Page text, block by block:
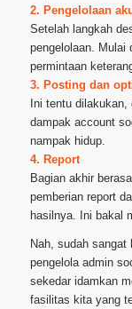
2. Pengelolaan
Setelah langkah
pengelolaan. Mulai
permintaan
3. Posting dan
Ini tentu
dampak account
nampak hidup.
4. Report
Bagian akhir
pemberian report
hasilnya. Ini bakal
Nah, sudah
pengelola admin
sekedar idamkan
fasilitas kita yang